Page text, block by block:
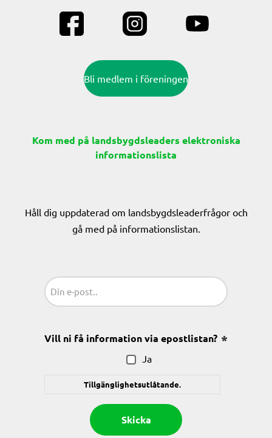
Bli medlem i föreningen
Kom med på landsbygdsleaders elektroniska
informationslista
Håll dig uppdaterad om landsbygdsleaderfrågor och
gå med på informationslistan.
Vill ni få information via epostlistan?
Ja
Tillgänglighetsutlåtande.